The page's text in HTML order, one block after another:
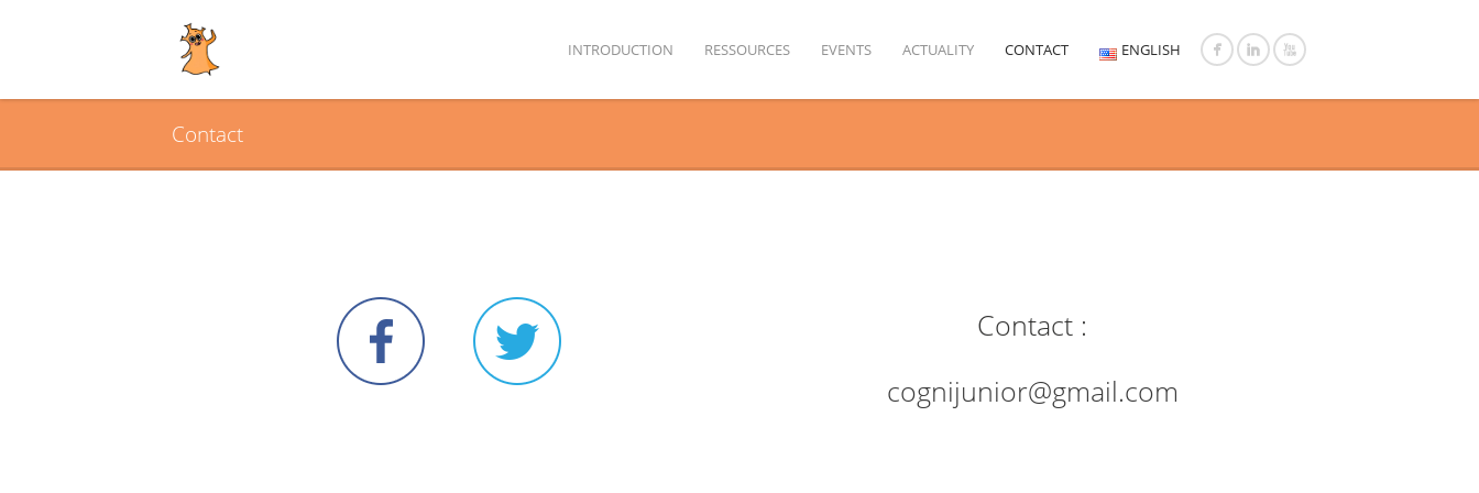
INTRODUCTION RESSOURCES EVENTS ACTUALITY CONTACT ENGLISH
Contact
Contact :
cognijunior@gmail.com